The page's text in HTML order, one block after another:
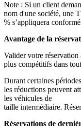
Note : Si un client
nom d'une société, une
% s’appliquera
Avantage de la
Valider votre réservation
plus compétitifs dans
Durant certaines
les réductions peuvent
les véhicules de
taille intermédiaire.
Réservations de